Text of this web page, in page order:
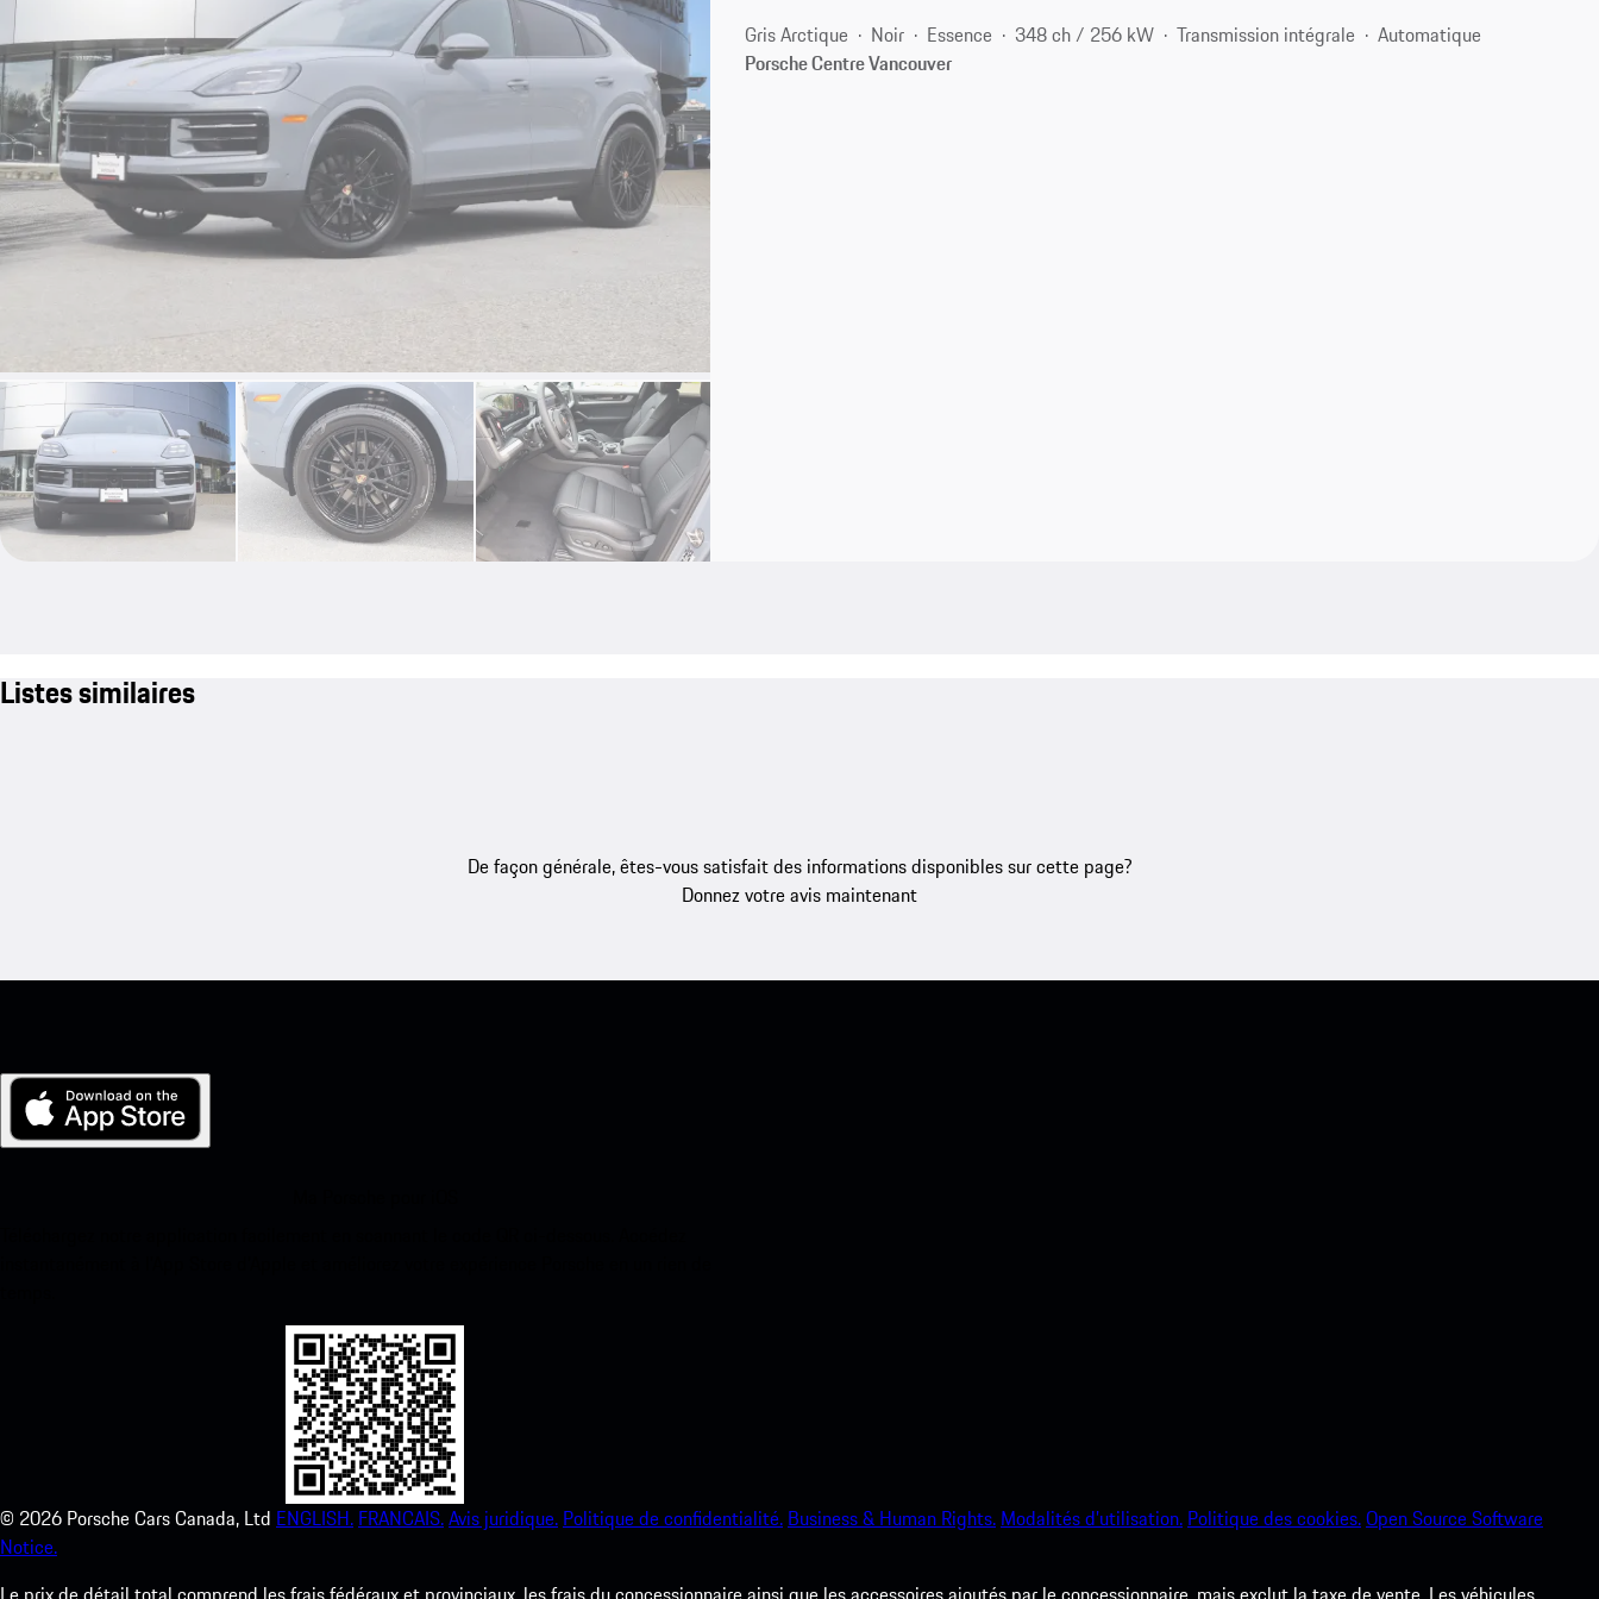
Gris Arctique Noir Essence 348 ch / 256 kW Transmission intégrale
Automatique
Porsche Centre Vancouver
Listes similaires
De façon générale, êtes-vous satisfait des informations disponibles sur cette page?
Donnez votre avis maintenant
© 2026 Porsche Cars Canada, Ltd ENGLISH. FRANCAIS.Avis juridique. Politique de confidentialité. Business & Human Rights. Modalités d’utilisation. Politique des cookies.Open Source Software
Notice.